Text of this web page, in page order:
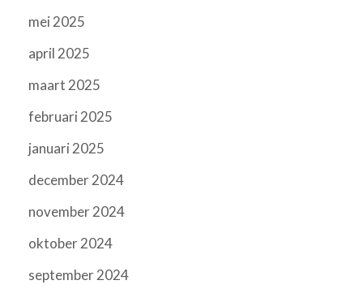
mei 2025
april 2025
maart 2025
februari 2025
januari 2025
december 2024
november 2024
oktober 2024
september 2024